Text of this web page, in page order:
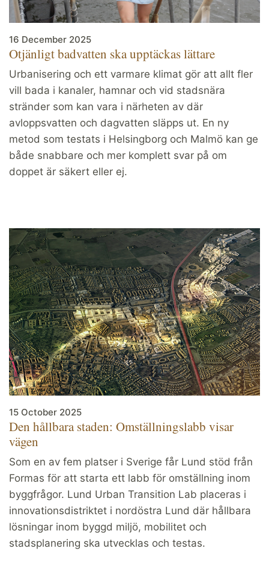
16 December 2025
Otjänligt badvatten ska upptäckas lättare
Urbanisering och ett varmare klimat gör att allt fler
vill bada i kanaler, hamnar och vid stadsnära
stränder som kan vara i närheten av där
avloppsvatten och dagvatten släpps ut. En ny
metod som testats i Helsingborg och Malmö kan ge
både snabbare och mer komplett svar på om
doppet är säkert eller ej.
15 October 2025
Den hållbara staden: Omställningslabb visar
vägen
Som en av fem platser i Sverige får Lund stöd från
Formas för att starta ett labb för omställning inom
byggfrågor. Lund Urban Transition Lab placeras i
innovationsdistriktet i nordöstra Lund där hållbara
lösningar inom byggd miljö, mobilitet och
stadsplanering ska utvecklas och testas.